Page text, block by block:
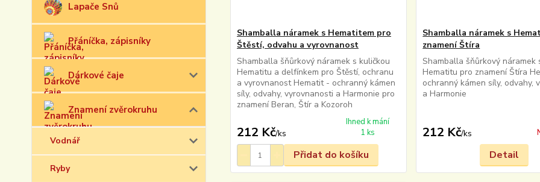
Lapače Snů
Přáníčka, zápisníky
Dárkové čaje
Znamení zvěrokruhu
Vodnář
Ryby
Shamballa náramek s Hematitem pro
Štěstí, odvahu a vyrovnanost
Shamballa šňůrkový náramek s kuličkou
Hematitu a delfínkem pro Štěstí, ochranu
a vyrovnanost Hematit - ochranný kámen
síly, odvahy, vyrovnanosti a Harmonie pro
znamení Beran, Štír a Kozoroh
212 Kč/ks
Ihned k mání
1 ks
Přidat do košíku
Shamballa náramek s
znamení Štíra
Shamballa šňůrkový náramek
Hematitu pro znamení Štíra
ochranný kámen síly, odvahy,
a Harmonie
212 Kč/ks
Detail